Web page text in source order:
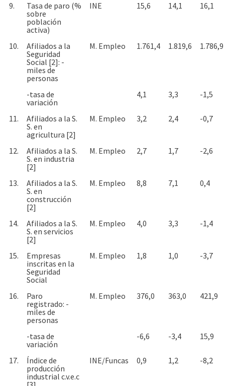
9.
Tasa de paro (%
sobre
población
activa)
INE 15,6 14,1 16,1
10.
Afiliados a la
Seguridad
Social [2]: -
miles de
personas
M. Empleo 1.761,4 1.819,6 1.786,9
-tasa de
variación
4,1 3,3 -1,5
11.
Afiliados a la S.
S. en
agricultura [2]
M. Empleo 3,2 2,4 -0,7
12.
Afiliados a la S.
S. en industria
[2]
M. Empleo 2,7 1,7 -2,6
13.
Afiliados a la S.
S. en
construcción
[2]
M. Empleo 8,8 7,1 0,4
14.
Afiliados a la S.
S. en servicios
[2]
M. Empleo 4,0 3,3 -1,4
15.
Empresas
inscritas en la
Seguridad
Social
M. Empleo 1,8 1,0 -3,7
16.
Paro
registrado: -
miles de
personas
M. Empleo 376,0 363,0 421,9
-tasa de
variación
-6,6 -3,4 15,9
17.
Índice de
producción
industrial c.v.e.c
INE/Funcas 0,9 1,2 -8,2